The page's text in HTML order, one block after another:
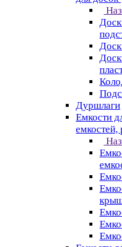
Дуршлаги
Емкости
емкостей,